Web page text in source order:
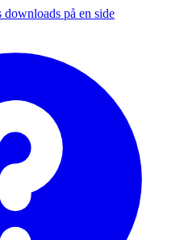
på en side